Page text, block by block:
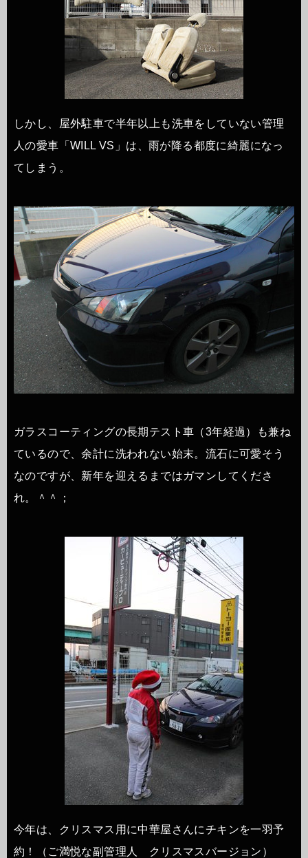
しかし、屋外駐車で半年以上も洗車をしていない管理
人の愛車「WILL VS」は、雨が降る都度に綺麗になっ
てしまう。
ガラスコーティングの長期テスト車（3年経過）も兼ね
ているので、余計に洗われない始末。流石に可愛そう
なのですが、新年を迎えるまではガマンしてくださ
れ。＾＾；
今年は、クリスマス用に中華屋さんにチキンを一羽予
約！（ご満悦な副管理人 クリスマスバージョン）